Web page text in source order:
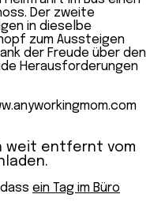
Der zweite
in dieselbe
zum Aussteigen
der Freude über den
Herausforderungen
weit entfernt vom
ein Tag im Büro